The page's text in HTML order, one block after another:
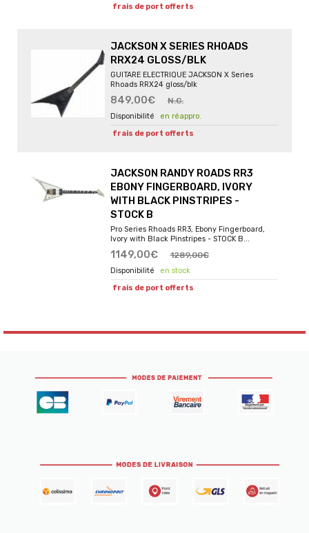
frais de port offerts
JACKSON X SERIES RHOADS
RRX24 GLOSS/BLK
GUITARE ELECTRIQUE JACKSON X Series
Rhoads RRX24 gloss/blk
849,00€ N.C.
en réappro.
frais de port offerts
JACKSON RANDY ROADS RR3
EBONY FINGERBOARD, IVORY
WITH BLACK PINSTRIPES -
STOCK B
Pro Series Rhoads RR3, Ebony Fingerboard,
Ivory with Black Pinstripes - STOCK B...
1149,00€ 1289,00€
en stock
frais de port offerts